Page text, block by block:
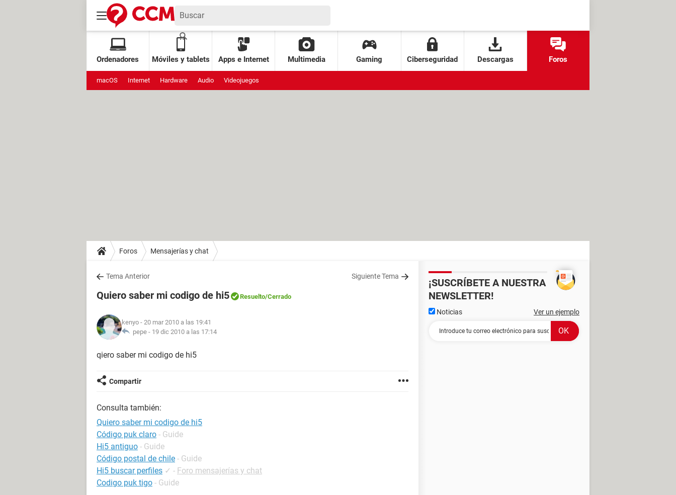
Ordenadores Móviles y tablets Apps e Internet Multimedia Gaming Ciberseguridad Descargas Foros
macOS Internet Hardware Audio Videojuegos
Foros Mensajerías y chat
Tema Anterior Siguiente Tema
Quiero saber mi codigo de hi5 Resuelto/Cerrado
kenyo - 20 mar 2010 a las 19:41
pepe - 19 dic 2010 a las 17:14
qiero saber mi codigo de hi5
Compartir
Consulta también:
Quiero saber mi codigo de hi5
Código puk claro - Guide
Hi5 antiguo - Guide
Código postal de chile - Guide
Hi5 buscar perfiles ✓ - Foro mensajerías y chat
Codigo puk tigo - Guide
¡SUSCRÍBETE A NUESTRA
NEWSLETTER!
Noticias Ver un ejemplo